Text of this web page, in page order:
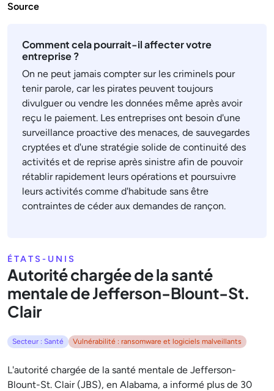
Source
Comment cela pourrait-il affecter votre
entreprise ?
On ne peut jamais compter sur les criminels pour
tenir parole, car les pirates peuvent toujours
divulguer ou vendre les données même après avoir
reçu le paiement. Les entreprises ont besoin d'une
surveillance proactive des menaces, de sauvegardes
cryptées et d'une stratégie solide de continuité des
activités et de reprise après sinistre afin de pouvoir
rétablir rapidement leurs opérations et poursuivre
leurs activités comme d'habitude sans être
contraintes de céder aux demandes de rançon.
ÉTATS-UNIS
Autorité chargée de la santé
mentale de Jefferson-Blount-St.
Clair
Secteur : Santé Vulnérabilité : ransomware et logiciels malveillants
L'autorité chargée de la santé mentale de Jefferson-
Blount-St. Clair (JBS), en Alabama, a informé plus de 30